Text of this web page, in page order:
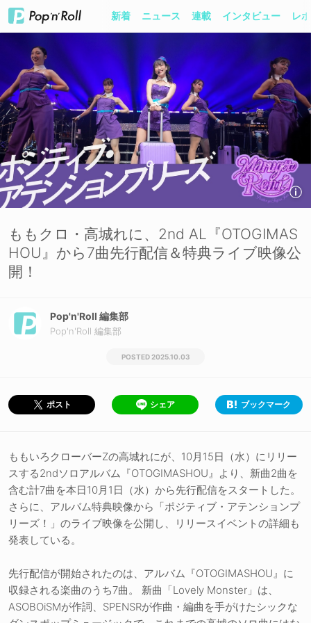
新着 ニュース 連載 インタビュー レ
ももクロ・高城れに、2nd AL『OTOGIMAS
HOU』から7曲先行配信＆特典ライブ映像公
開！
Pop'n'Roll 編集部
Pop'n'Roll 編集部
2025.10.03
ポスト シェア ブックマーク
ももいろクローバーZの高城れにが、10月15日（水）にリリー
スする2ndソロアルバム『OTOGIMASHOU』より、新曲2曲を
含む計7曲を本日10月1日（水）から先行配信をスタートした。
さらに、アルバム特典映像から「ポジティブ・アテンションプ
リーズ！」のライブ映像を公開し、リリースイベントの詳細も
発表している。
先行配信が開始されたのは、アルバム『OTOGIMASHOU』に
収録される楽曲のうち7曲。 新曲「Lovely Monster」は、
ASOBOiSMが作詞、SPENSRが作曲・編曲を手がけたシックな